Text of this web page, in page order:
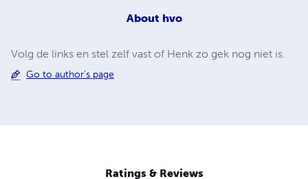
About hvo
Volg de links en stel zelf vast of Henk zo gek nog niet is.
Go to author's page
Ratings & Reviews